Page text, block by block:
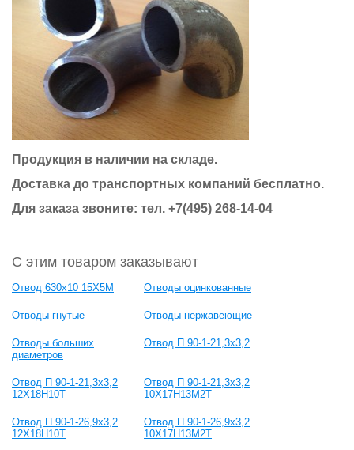
Продукция в наличии на складе.
Доставка до транспортных компаний бесплатно.
Для заказа звоните: тел. +7(495) 268-14-04
С этим товаром заказывают
Отвод 630х10 15Х5М Отводы оцинкованные
Отводы гнутые Отводы нержавеющие
Отводы больших
диаметров
Отвод П 90-1-21,3х3,2
Отвод П 90-1-21,3х3,2
12Х18Н10Т
Отвод П 90-1-21,3х3,2
10Х17Н13М2Т
Отвод П 90-1-26,9х3,2
12Х18Н10Т
Отвод П 90-1-26,9х3,2
10Х17Н13М2Т